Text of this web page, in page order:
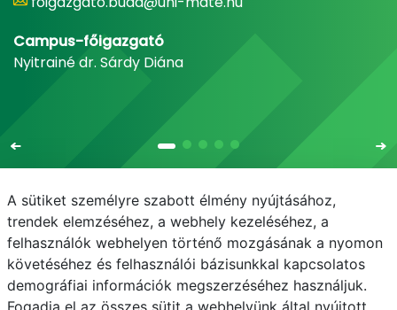
Campus-főigazgató
Nyitrainé dr. Sárdy Diána
E-mail Telefonkönyv NEPTUN
E-learning
Adatvédelem
A sütiket személyre szabott élmény nyújtásához,
trendek elemzéséhez, a webhely kezeléséhez, a
felhasználók webhelyen történő mozgásának a nyomon
követéséhez és felhasználói bázisunkkal kapcsolatos
demográfiai információk megszerzéséhez használjuk.
Fogadja el az összes sütit a webhelyünk által nyújtott